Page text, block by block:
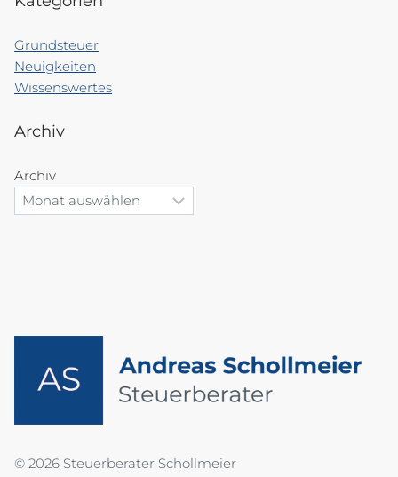
Grundsteuer
Neuigkeiten
Wissenswertes
Archiv
Archiv
© 2026 Steuerberater Schollmeier